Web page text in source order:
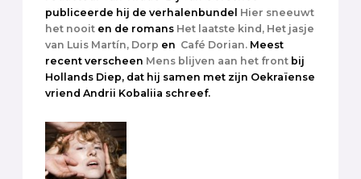
publiceerde hij de verhalenbundel Hier sneeuwt
het nooit en de romans Het laatste kind, Het jasje
van Luis Martín, Dorp en Café Dorian. Meest
recent verscheen Mens blijven aan het front bij
Hollands Diep, dat hij samen met zijn Oekraïense
vriend Andrii Kobaliia schreef.